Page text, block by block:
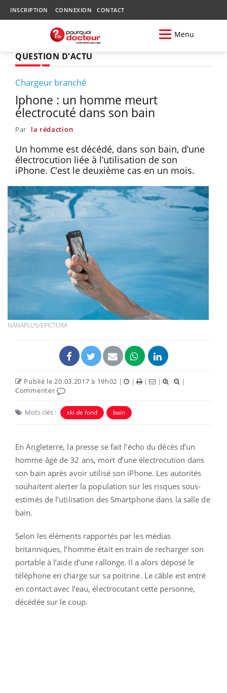
INSCRIPTION CONNEXION CONTACT
Menu
QUESTION D'ACTU
Chargeur branché
Iphone : un homme meurt
électrocuté dans son bain
Par la rédaction
Un homme est décédé, dans son bain, d’une
électrocution liée à l’utilisation de son
iPhone. C’est le deuxième cas en un mois.
NANAPLUS/EPICTURA
Publié le 20.03.2017 à 19h02 | | | |
|
Commenter
Mots clés : ski de fond bain
En Angleterre, la presse se fait l’écho du décès d’un
homme âgé de 32 ans, mort d’une électrocution dans
son bain après avoir utilisé son iPhone. Les autorités
souhaitent alerter la population sur les risques sous-
estimés de l’utilisation des Smartphone dans la salle de
bain.
Selon les éléments rapportés par les médias
britanniques, l’homme était en train de recharger son
portable à l’aide d’une rallonge. Il a alors déposé le
téléphone en charge sur sa poitrine. Le câble est entré
en contact avec l’eau, électrocutant cette personne,
décédée sur le coup.